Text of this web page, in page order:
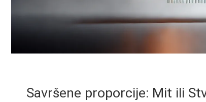
Savršene proporcije: Mit ili